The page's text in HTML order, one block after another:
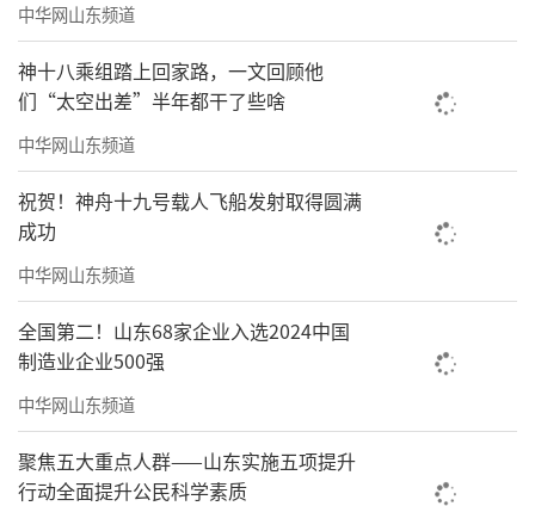
中华网山东频道
神十八乘组踏上回家路，一文回顾他
们“太空出差”半年都干了些啥
中华网山东频道
祝贺！神舟十九号载人飞船发射取得圆满
成功
中华网山东频道
全国第二！山东68家企业入选2024中国
制造业企业500强
中华网山东频道
聚焦五大重点人群——山东实施五项提升
行动全面提升公民科学素质